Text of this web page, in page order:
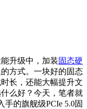
升级中，加装固态硬
方式。一块好的固态
长，还能大幅提升文
么好？今天，笔者就
手的旗舰级PCIe 5.0固